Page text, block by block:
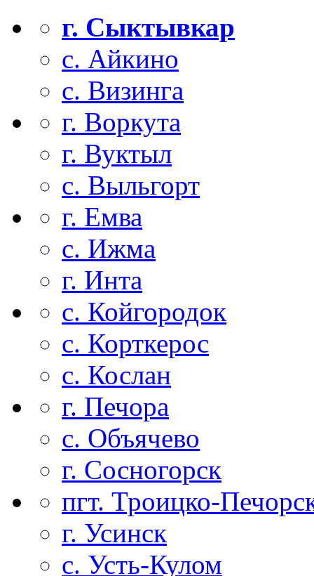
г. Сыктывкар
с. Айкино
с. Визинга
г. Воркута
г. Вуктыл
с. Выльгорт
г. Емва
с. Ижма
г. Инта
с. Койгородок
с. Корткерос
с. Кослан
г. Печора
с. Объячево
г. Сосногорск
пгт. Троицко-
г. Усинск
с. Усть-Кулом